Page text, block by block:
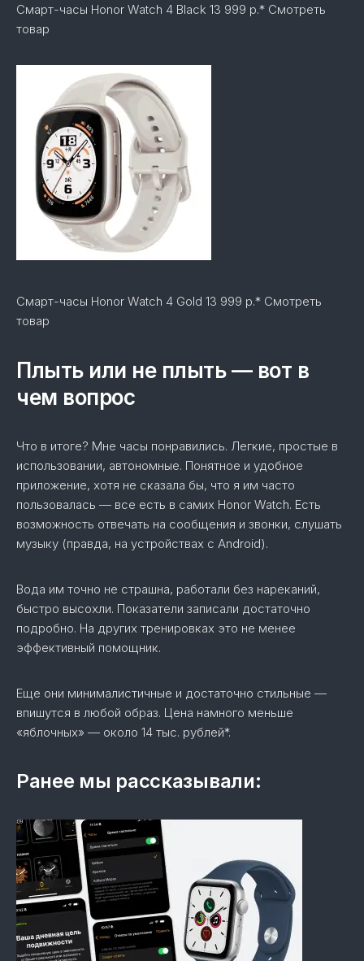
Смарт-часы Honor Watch 4 Black 13 999 р.* Смотреть
товар
Смарт-часы Honor Watch 4 Gold 13 999 р.* Смотреть
товар
Плыть или не плыть — вот в
чем вопрос
Что в итоге? Мне часы понравились. Легкие, простые в
использовании, автономные. Понятное и удобное
приложение, хотя не сказала бы, что я им часто
пользовалась — все есть в самих Honor Watch. Есть
возможность отвечать на сообщения и звонки, слушать
музыку (правда, на устройствах с Android).
Вода им точно не страшна, работали без нареканий,
быстро высохли. Показатели записали достаточно
подробно. На других тренировках это не менее
эффективный помощник.
Еще они минималистичные и достаточно стильные —
впишутся в любой образ. Цена намного меньше
«яблочных» — около 14 тыс. рублей*.
Ранее мы рассказывали: